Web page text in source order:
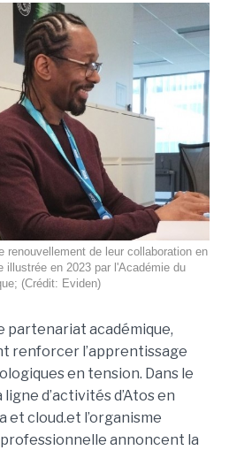
renouvellement de leur collaboration en
illustrée en 2023 par l'Académie du
(Crédit: Eviden)
partenariat académique,
renforcer l’apprentissage
en tension. Dans le
d’activités d’Atos en
et cloud.et l’organisme
annoncent la